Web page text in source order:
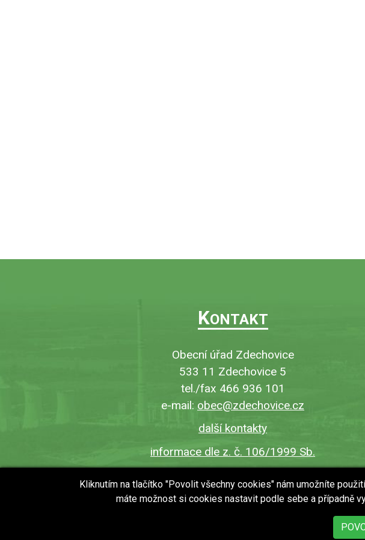
KONTAKT
Obecní úřad Zdechovice
533 11 Zdechovice 5
tel./fax 466 936 101
e-mail: obec@zdechovice.cz
další kontakty
informace dle z. č. 106/1999 Sb.
Kliknutím na tlačítko "Povolit všechny cookies" nám umožníte
máte možnost si cookies nastavit podle sebe a případně